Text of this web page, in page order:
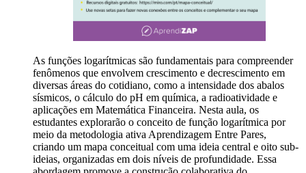
As funções logarítmicas são fundamentais para compreender
fenômenos que envolvem crescimento e decrescimento em
diversas áreas do cotidiano, como a intensidade dos abalos
sísmicos, o cálculo do pH em química, a radioatividade e
aplicações em Matemática Financeira. Nesta aula, os
estudantes explorarão o conceito de função logarítmica por
meio da metodologia ativa Aprendizagem Entre Pares,
criando um mapa conceitual com uma ideia central e oito sub-
ideias, organizadas em dois níveis de profundidade. Essa